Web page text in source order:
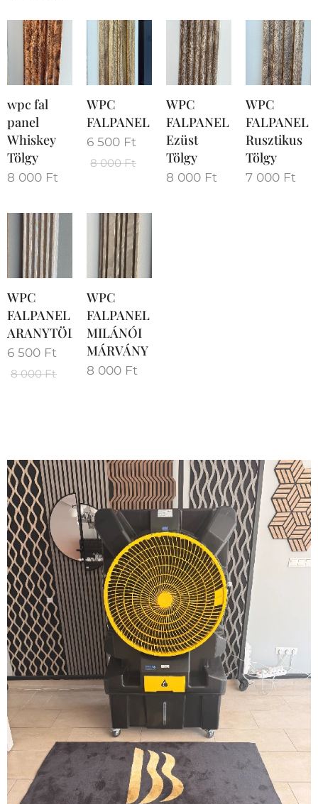
wpc fal
panel
Whiskey
Tölgy
8 000 Ft
WPC
FALPANEL
6 500 Ft
8 000Ft
WPC
FALPANEL
Ezüst
Tölgy
8 000 Ft
WPC
FALPANEL
Rusztikus
Tölgy
7 000 Ft
WPC
FALPANEL
ARANYTÖLGY
6 500 Ft
8 000Ft
WPC
FALPANEL
MILÁNÓI
MÁRVÁNY
8 000 Ft